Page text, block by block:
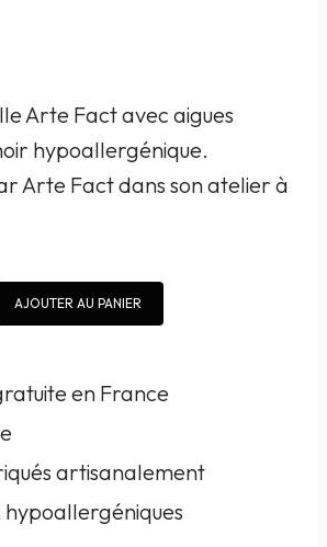
Arte Fact avec aigues
hypoallergénique.
Arte Fact dans son atelier à
AJOUTER AU PANIER
en France
artisanalement